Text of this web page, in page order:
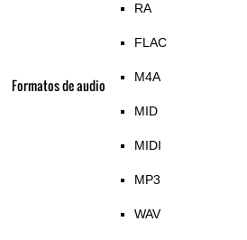
Formatos de audio
RA
FLAC
M4A
MID
MIDI
MP3
WAV